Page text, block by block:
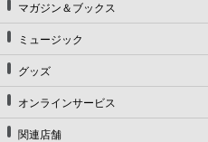
マガジン＆ブックス
ミュージック
グッズ
オンラインサービス
関連店舗